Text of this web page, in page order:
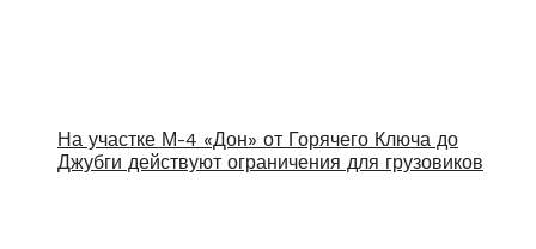
На участке М-4 «Дон» от Горячего Ключа до
Джубги действуют ограничения для грузовиков